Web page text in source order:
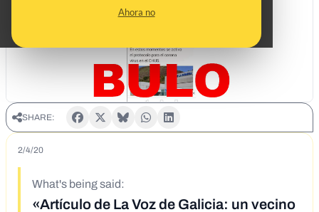
Ahora no
SHARE:
2/4/20
What's being said:
«Artículo de La Voz de Galicia: un vecino